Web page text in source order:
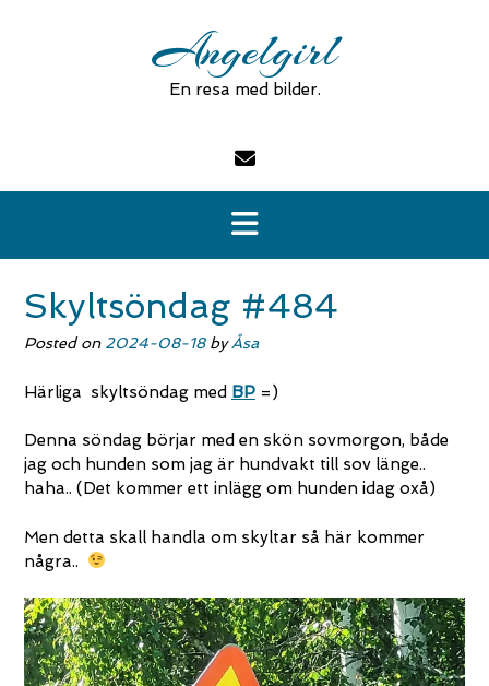
Angelgirl
En resa med bilder.
Skyltsöndag #484
Posted on 2024-08-18byÅsa
Härliga skyltsöndag med BP =)
Denna söndag börjar med en skön sovmorgon, både
jag och hunden som jag är hundvakt till sov länge..
haha.. (Det kommer ett inlägg om hunden idag oxå)
Men detta skall handla om skyltar så här kommer
några..